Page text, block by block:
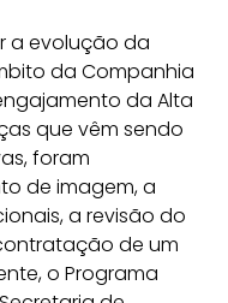
a evolução da
da Companhia
da Alta
que vêm sendo
foram
de imagem, a
a revisão do
de um
o Programa